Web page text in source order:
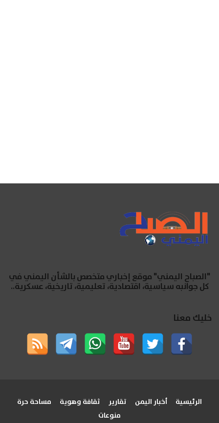
"الصباح اليمني" موقع إخباري متخصص بالشأن اليمني في
كل جوانبه سياسية، اقتصادية، تعليمية، تاريخية، عسكرية..
خليك معنا
الرئيسية أخبار اليمن تقارير ثقافة وهوية
مساحة حرة
منوعات